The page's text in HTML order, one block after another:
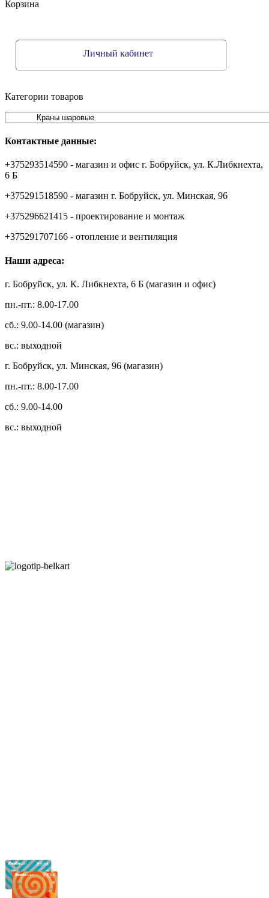
Корзина
Личный кабинет
Категории товаров
Контактные данные:
+375293514590 - магазин и офис г. Бобруйск, ул. К.Либкнехта,
6 Б
+375291518590 - магазин г. Бобруйск, ул. Минская, 96
+375296621415 - проектирование и монтаж
+375291707166 - отопление и вентиляция
Наши адреса:
г. Бобруйск, ул. К. Либкнехта, 6 Б (магазин и офис)
пн.-пт.: 8.00-17.00
сб.: 9.00-14.00 (магазин)
вс.: выходной
г. Бобруйск, ул. Минская, 96 (магазин)
пн.-пт.: 8.00-17.00
сб.: 9.00-14.00
вс.: выходной